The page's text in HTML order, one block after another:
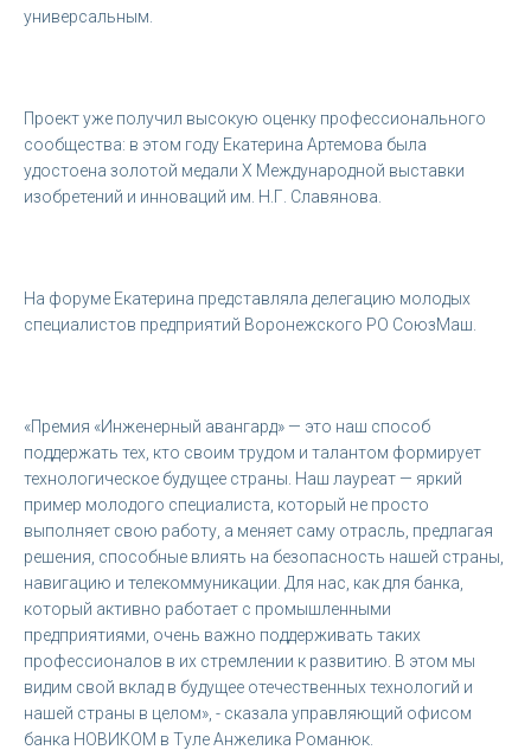
универсальным.
Проект уже получил высокую оценку профессионального
сообщества: в этом году Екатерина Артемова была
удостоена золотой медали X Международной выставки
изобретений и инноваций им. Н.Г. Славянова.
На форуме Екатерина представляла делегацию молодых
специалистов предприятий Воронежского РО СоюзМаш.
«Премия «Инженерный авангард» — это наш способ
поддержать тех, кто своим трудом и талантом формирует
технологическое будущее страны. Наш лауреат — яркий
пример молодого специалиста, который не просто
выполняет свою работу, а меняет саму отрасль, предлагая
решения, способные влиять на безопасность нашей страны,
навигацию и телекоммуникации. Для нас, как для банка,
который активно работает с промышленными
предприятиями, очень важно поддерживать таких
профессионалов в их стремлении к развитию. В этом мы
видим свой вклад в будущее отечественных технологий и
нашей страны в целом», - сказала управляющий офисом
банка НОВИКОМ в Туле Анжелика Романюк.